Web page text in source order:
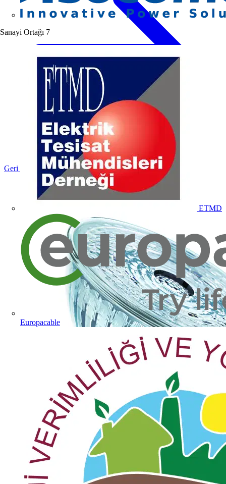
Sanayi Ortağı 7
ETMD
Europacable
Geri dön Ürünler